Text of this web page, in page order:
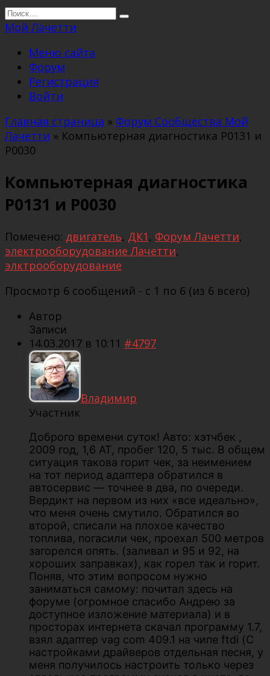
Перейти
к
Search
for:
Мой Лачетти
Меню сайта
Форум
Регистрация
Войти
Главная страница » Форум Сообщества Мой
Лачетти » Компьютерная диагностика P0131 и
Р0030
Компьютерная диагностика
P0131 и Р0030
Помечено: двигатель, ДК1, Форум Лачетти,
электрооборудование Лачетти,
элктрооборудование
Просмотр 6 сообщений - с 1 по 6 (из 6 всего)
Автор
Записи
14.03.2017 в 10:11 #4797
Владимир
Участник
Доброго времени суток! Авто: хэтчбек ,
2009 год, 1,6 АТ, пробег 120, 5 тыс. В общем
ситуация такова горит чек, за неимением
на тот период адаптера обратился в
автосервис — точнее в два, по очереди.
Вердикт на первом из них «все идеально»,
что меня очень смутило. Обратился во
второй, списали на плохое качество
топлива, погасили чек, проехал 500 метров
загорелся опять. (заливал и 95 и 92, на
хороших заправках), как горел так и горит.
Поняв, что этим вопросом нужно
заниматься самому: почитал здесь на
форуме (огромное спасибо Андрею за
доступное изложение материала) и в
просторах интернета скачал программу 1.7,
взял адаптер vag com 409.1 на чипе ftdi (С
настройками драйверов отдельная песня, у
меня получилось настроить только через